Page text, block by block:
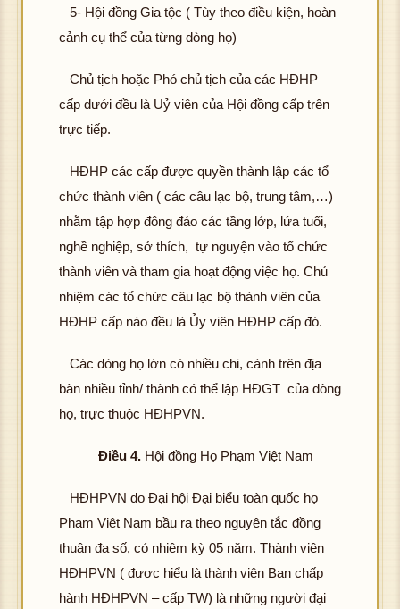
5- Hội đồng Gia tộc ( Tùy theo điều kiện, hoàn
cảnh cụ thể của từng dòng họ)
Chủ tịch hoặc Phó chủ tịch của các HĐHP
cấp dưới đều là Uỷ viên của Hội đồng cấp trên
trực tiếp.
HĐHP các cấp được quyền thành lập các tổ
chức thành viên ( các câu lạc bộ, trung tâm,…)
nhằm tập hợp đông đảo các tầng lớp, lứa tuổi,
nghề nghiệp, sở thích, tự nguyện vào tổ chức
thành viên và tham gia hoạt động việc họ. Chủ
nhiệm các tổ chức câu lạc bộ thành viên của
HĐHP cấp nào đều là Ủy viên HĐHP cấp đó.
Các dòng họ lớn có nhiều chi, cành trên địa
bàn nhiều tỉnh/ thành có thể lập HĐGT của dòng
họ, trực thuộc HĐHPVN.
Điều 4. Hội đồng Họ Phạm Việt Nam
HĐHPVN do Đại hội Đại biểu toàn quốc họ
Phạm Việt Nam bầu ra theo nguyên tắc đồng
thuận đa số, có nhiệm kỳ 05 năm. Thành viên
HĐHPVN ( được hiểu là thành viên Ban chấp
hành HĐHPVN – cấp TW) là những người đại